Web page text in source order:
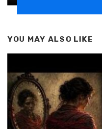
YOU MAY ALSO LIKE